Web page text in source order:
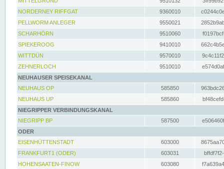
NORDERNEY RIFFGAT
9360010
PELLWORM ANLEGER
9550021
SCHARHÖRN
9510060
SPIEKEROOG
9410010
WITTDÜN
9570010
ZEHNERLOCH
9510010
NEUHAUSER SPEISEKANAL
NEUHAUS OP
585850
NEUHAUS UP
585860
NIEGRIPPER VERBINDUNGSKANAL
NIEGRIPP BP
587500
ODER
EISENHÜTTENSTADT
603000
FRANKFURT1 (ODER)
603031
HOHENSAATEN-FINOW
603080